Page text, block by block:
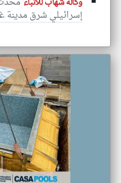
وكالة شهاب للأنباء
إسرائيلي شرق مدينة